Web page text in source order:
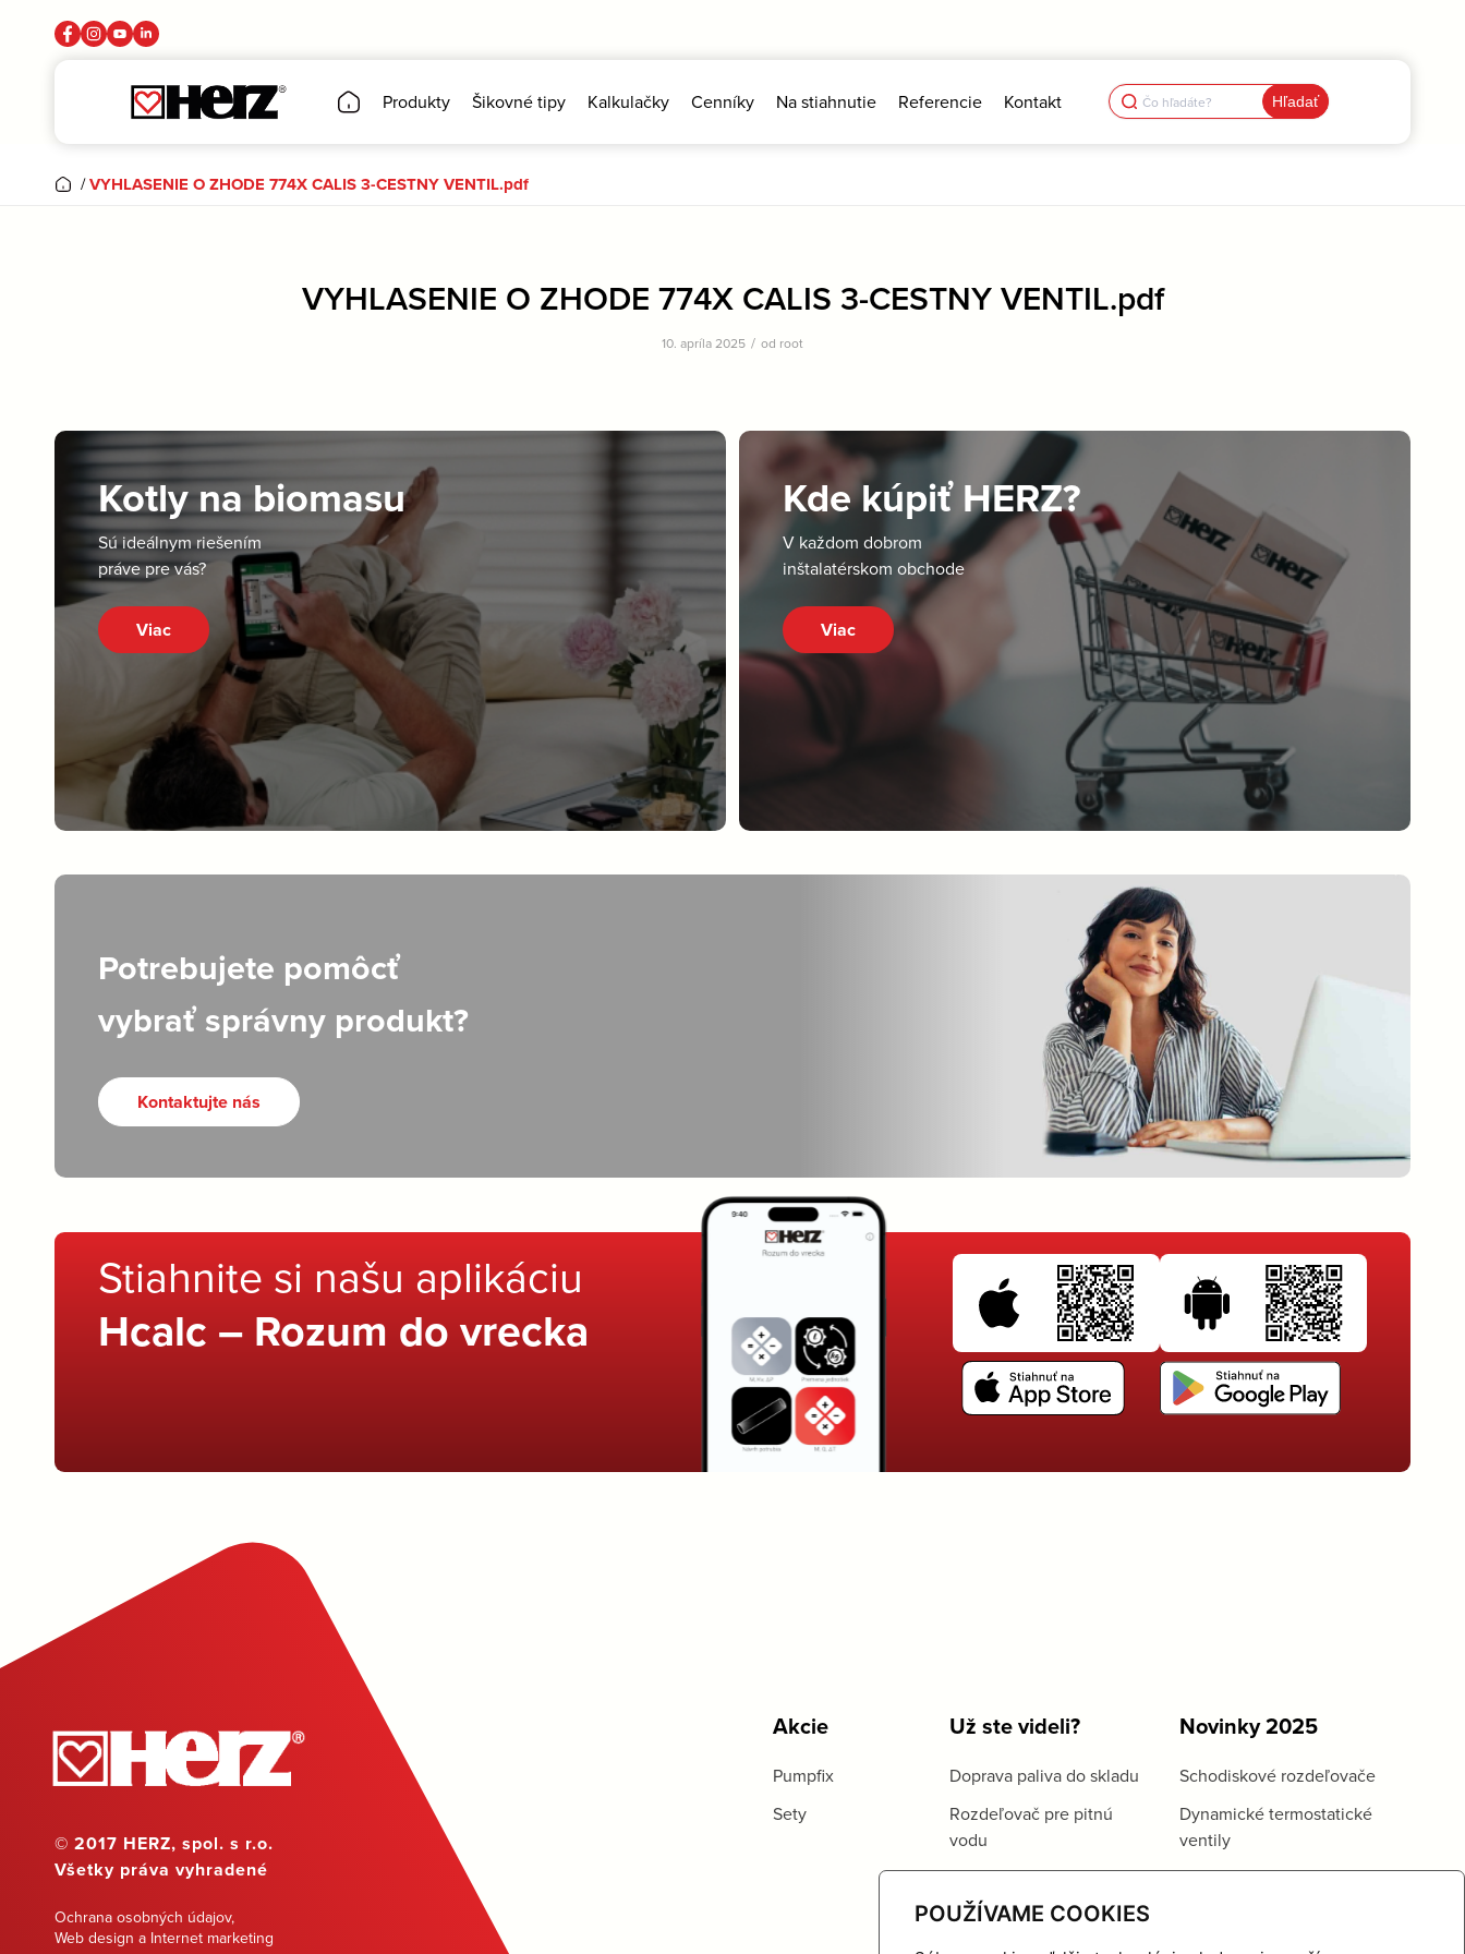
POUŽÍVAME COOKIES
Produkty Šikovné tipy Kalkulačky Cenníky Na stiahnutie Referencie Kontakt Search
for:
/VYHLASENIE O ZHODE 774X CALIS 3-CESTNY VENTIL.pdf
VYHLASENIE O ZHODE 774X CALIS 3-CESTNY VENTIL.pdf
10. apríla 2025 / od root
Kotly na biomasu
Sú ideálnym riešením
práve pre vás?
Viac
Kde kúpiť HERZ?
V každom dobrom
inštalatérskom obchode
Viac
Potrebujete pomôcť
vybrať správny produkt?
Kontaktujte nás
Stiahnite si našu aplikáciu
Hcalc – Rozum do vrecka
© 2017 HERZ, spol. s r.o.
Všetky práva vyhradené
Ochrana osobných údajov,
Web design a Internet marketing
Akcie
Pumpfix
Sety
Už ste videli?
Doprava paliva do skladu
Rozdeľovač pre pitnú
vodu
Novinky 2025
Schodiskové rozdeľovače
Dynamické termostatické
ventily